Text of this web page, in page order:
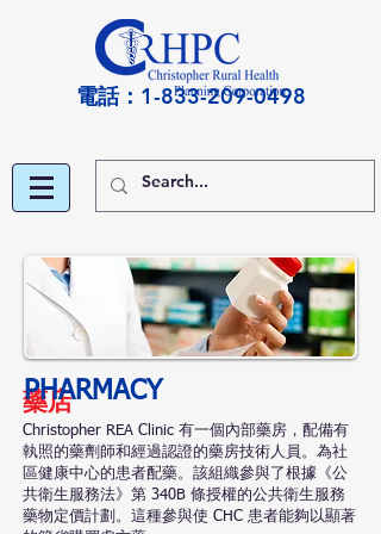
電話：1-833-209-0498
藥店
Christopher REA Clinic 有一個內部藥房，配備有
執照的藥劑師和經過認證的藥房技術人員。為社
區健康中心的患者配藥。該組織參與了根據《公
共衛生服務法》第 340B 條授權的公共衛生服務
藥物定價計劃。這種參與使 CHC 患者能夠以顯著
PHARMACY